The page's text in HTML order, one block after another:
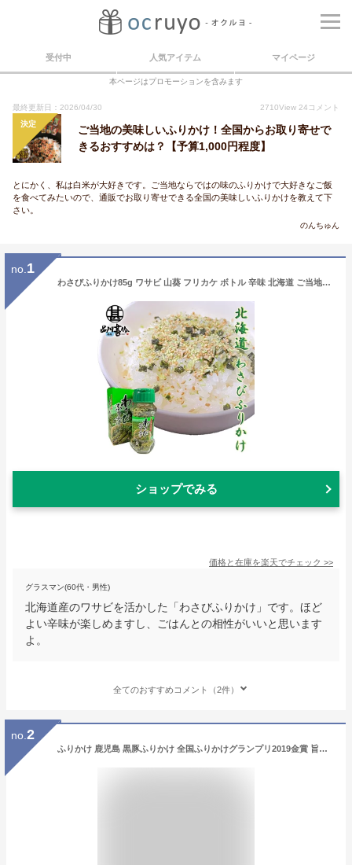
受付中 人気アイテム マイページ
本ページはプロモーションを含みます
最終更新日：2026/04/30 2710View 24 コメント
決定
ご当地の美味しいふりかけ！全国からお取り寄せで
きるおすすめは？【予算1,000円程度】
とにかく、私は白米が大好きです。ご当地ならではの味のふりかけで大好きなご飯
を食べてみたいので、通販でお取り寄せできる全国の美味しいふりかけを教えて下
さい。
のんちゅん
no. 1
わさびふりかけ85g ワサビ 山葵 フリカケ ボトル 辛味 北海道 ご当地グルメ ツン辛
ショップでみる
価格と在庫を楽天でチェック >>
グラスマン(60代・男性)
北海道産のワサビを活かした「わさびふりかけ」です。ほど
よい辛味が楽しめますし、ごはんとの相性がいいと思います
よ。
全てのおすすめコメント（2件）
no. 2
ふりかけ 鹿児島 黒豚ふりかけ 全国ふりかけグランプリ2019金賞 旨みたっぷり チャーシュー味 日本海水 32g 3個セット